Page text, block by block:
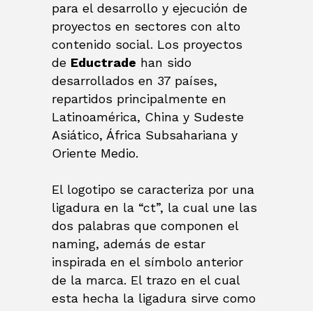
para el desarrollo y ejecución de
proyectos en sectores con alto
contenido social. Los proyectos
de Eductrade han sido
desarrollados en 37 países,
repartidos principalmente en
Latinoamérica, China y Sudeste
Asiático, África Subsahariana y
Oriente Medio.
El logotipo se caracteriza por una
ligadura en la “ct”, la cual une las
dos palabras que componen el
naming, además de estar
inspirada en el símbolo anterior
de la marca. El trazo en el cual
esta hecha la ligadura sirve como